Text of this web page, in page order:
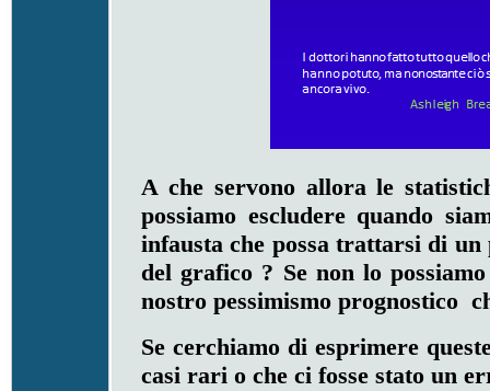
A che servono allora le
possiamo escludere quando
infausta che possa trattarsi di un
del grafico ? Se non lo
nostro pessimismo prognostico
Se cerchiamo di esprimere
casi rari o che ci fosse stato un